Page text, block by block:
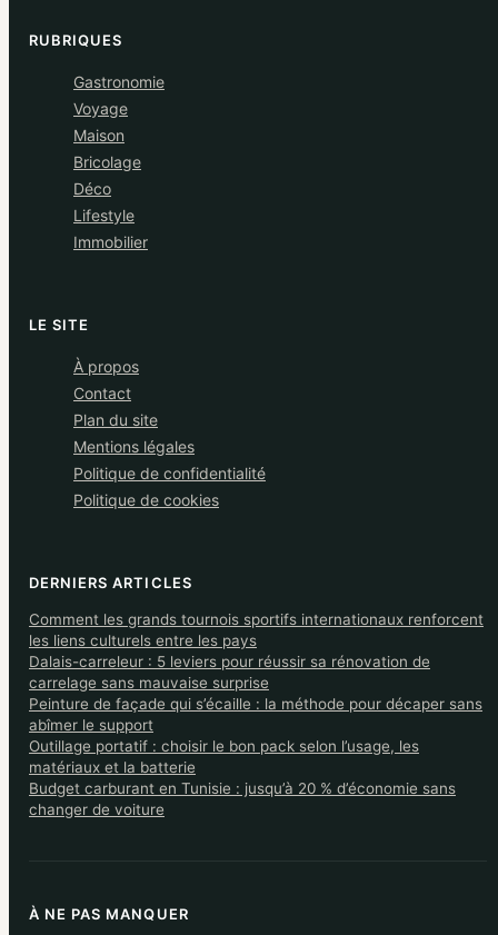
RUBRIQUES
Gastronomie
Voyage
Maison
Bricolage
Déco
Lifestyle
Immobilier
LE SITE
À propos
Contact
Plan du site
Mentions légales
Politique de confidentialité
Politique de cookies
DERNIERS ARTICLES
Comment les grands tournois sportifs internationaux renforcent
les liens culturels entre les pays
Dalais-carreleur : 5 leviers pour réussir sa rénovation de
carrelage sans mauvaise surprise
Peinture de façade qui s’écaille : la méthode pour décaper sans
abîmer le support
Outillage portatif : choisir le bon pack selon l’usage, les
matériaux et la batterie
Budget carburant en Tunisie : jusqu’à 20 % d’économie sans
changer de voiture
À NE PAS MANQUER